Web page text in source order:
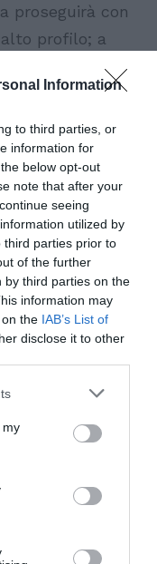
Information
to third parties, or
information for
below opt-out
note that after your
seeing
utilized by
third parties prior to
of the further
by third parties on the
information may
the IAB’s List of
disclose it to other
my
proseguirà con
profilo; a
tra gli altri
(sabato 11),
(sabato 25) e
luglio da
VidaLoca; ad
Sinclar.